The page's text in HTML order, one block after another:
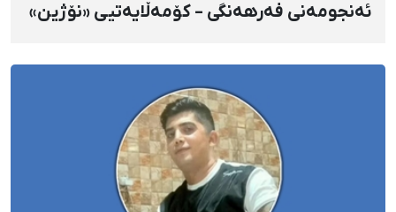
ئەنجومەنی فەرهەنگی – کۆمەڵایەتیی «نۆژین»